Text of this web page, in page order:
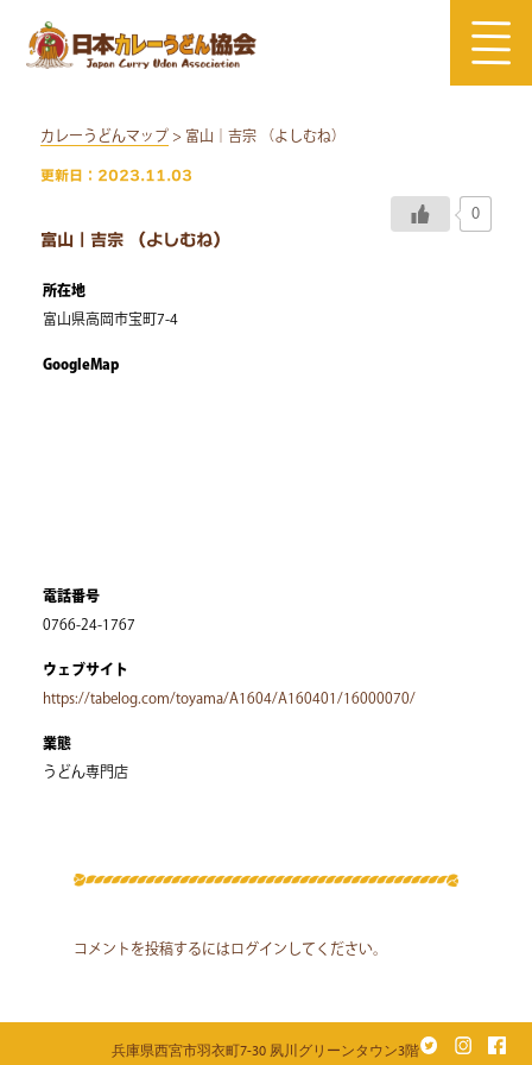
content
カレーうどんマップ> 富山｜吉宗 （よしむね）
更新日：2023.11.03
0
富山｜吉宗 （よしむね）
所在地
富山県高岡市宝町7-4
GoogleMap
電話番号
0766-24-1767
ウェブサイト
https://tabelog.com/toyama/A1604/A160401/16000070/
業態
うどん専門店
コメントを投稿するには ログイン してください。
兵庫県西宮市羽衣町7-30 夙川グリーンタウン3階